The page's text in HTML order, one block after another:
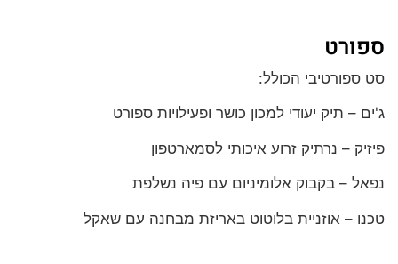
ספורט
סט ספורטיבי הכולל:
ג'ים – תיק יעודי למכון כושר ופעילויות ספורט
פיזיק – נרתיק זרוע איכותי לסמארטפון
נפאל – בקבוק אלומיניום עם פיה נשלפת
טכנו – אוזניית בלוטוט באריזת מבחנה עם שאקל